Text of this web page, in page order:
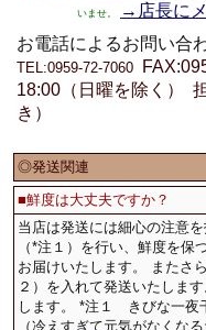
いませ。
→店長に
お電話によるお問い合
TEL:0959-72-7060
18:00（日曜を除く）
き）
◎発送関連
■鮮度は大丈夫ですか？
当店は発送には細心の注意
（*注１）を行い、鮮度を
お届けいたします。 またさ
２）を入れて発送いたしま
します。 *注１ きびな一夜
（冷えすぎて元気がなくな